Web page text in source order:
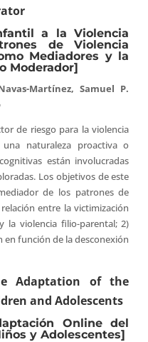
a la Violencia
de Violencia
Mediadores y la
Moderador]
Martínez, Samuel P.
de riesgo para la violencia
naturaleza proactiva o
están involucradas
Los objetivos de este
de los patrones de
entre la victimización
la violencia filio-parental; 2)
en función de la desconexión
Adaptation of the
and Adolescents
Online del
y Adolescentes]